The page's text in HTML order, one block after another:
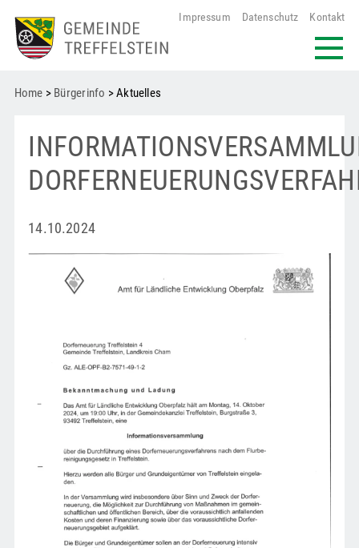
Impressum Datenschutz Kontakt
Home > Bürgerinfo > Aktuelles
14.10.2024